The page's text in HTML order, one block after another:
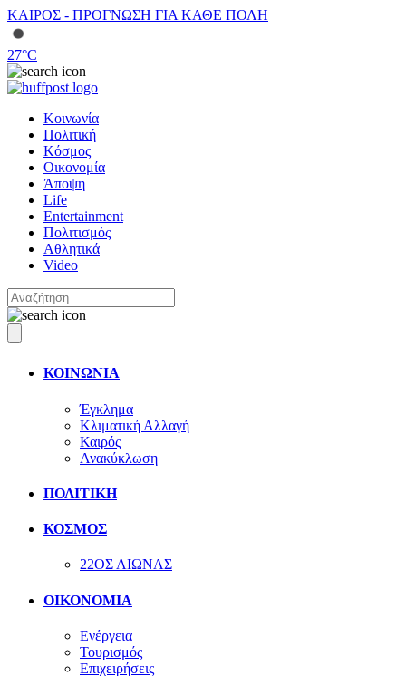
ΚΑΙΡΟΣ - ΠΡΟΓΝΩΣΗ ΓΙΑ ΚΑΘΕ ΠΟΛΗ
27°C
Κοινωνία
Πολιτική
Κόσμος
Οικονομία
Άποψη
Life
Entertainment
Πολιτισμός
Αθλητικά
Video
ΚΟΙΝΩΝΙΑ
Έγκλημα
Κλιματική Αλλαγή
Καιρός
Ανακύκλωση
ΠΟΛΙΤΙΚΗ
ΚΟΣΜΟΣ
22ΟΣ ΑΙΩΝΑΣ
ΟΙΚΟΝΟΜΙΑ
Ενέργεια
Τουρισμός
Επιχειρήσεις